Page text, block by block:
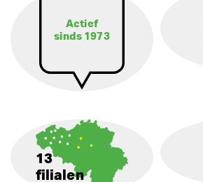
Actief
sinds 1973
13
filialen